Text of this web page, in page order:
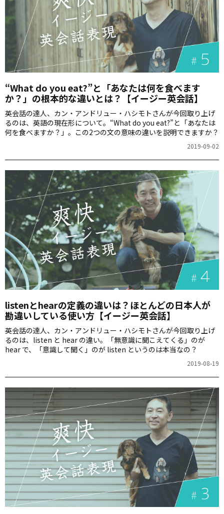
“What do you eat?”と「あなたは何を食べます
か？」の根本的な違いとは？【イージー英会話】
英会話の達人、カン・アンドリュー・ハシモトさんが今回取り上げ
るのは、英語の現在形について。“What do you eat?”と「あなたは
何を食べますか？」。この2つの文の意味の違いを説明できますか？
2019-09-02
listenとhearの定義の違いは？ほとんどの日本人が
勘違いしている使い方【イージー英会話】
英会話の達人、カン・アンドリュー・ハシモトさんが今回取り上げ
るのは、listen と hear の違い。「無意識に聞こえてくる」のが
hear で、「意識して聞く」のが listen というのは本当なの？
2019-08-19